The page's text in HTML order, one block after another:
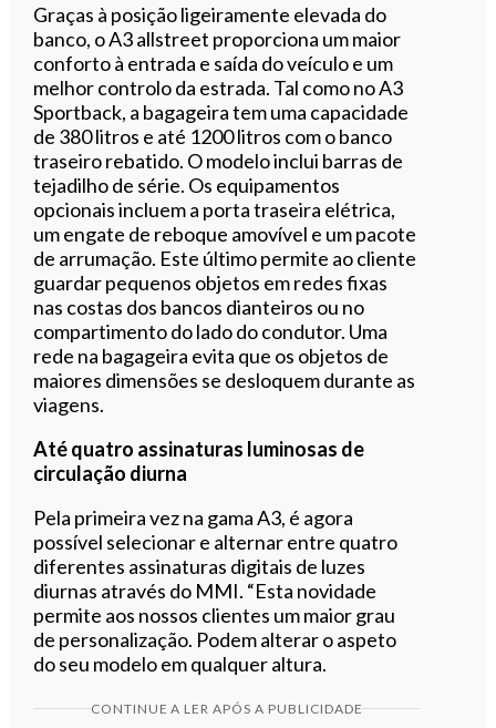
Graças à posição ligeiramente elevada do
banco, o A3 allstreet proporciona um maior
conforto à entrada e saída do veículo e um
melhor controlo da estrada. Tal como no A3
Sportback, a bagageira tem uma capacidade
de 380 litros e até 1200 litros com o banco
traseiro rebatido. O modelo inclui barras de
tejadilho de série. Os equipamentos
opcionais incluem a porta traseira elétrica,
um engate de reboque amovível e um pacote
de arrumação. Este último permite ao cliente
guardar pequenos objetos em redes fixas
nas costas dos bancos dianteiros ou no
compartimento do lado do condutor. Uma
rede na bagageira evita que os objetos de
maiores dimensões se desloquem durante as
viagens.
Até quatro assinaturas luminosas de
circulação diurna
Pela primeira vez na gama A3, é agora
possível selecionar e alternar entre quatro
diferentes assinaturas digitais de luzes
diurnas através do MMI. “Esta novidade
permite aos nossos clientes um maior grau
de personalização. Podem alterar o aspeto
do seu modelo em qualquer altura.
CONTINUE A LER APÓS A PUBLICIDADE